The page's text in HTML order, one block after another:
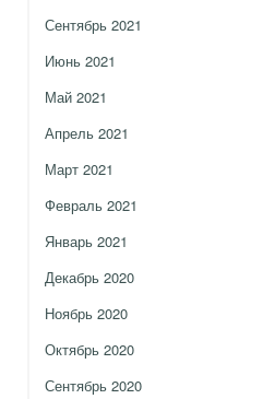
Сентябрь 2021
Июнь 2021
Май 2021
Апрель 2021
Март 2021
Февраль 2021
Январь 2021
Декабрь 2020
Ноябрь 2020
Октябрь 2020
Сентябрь 2020